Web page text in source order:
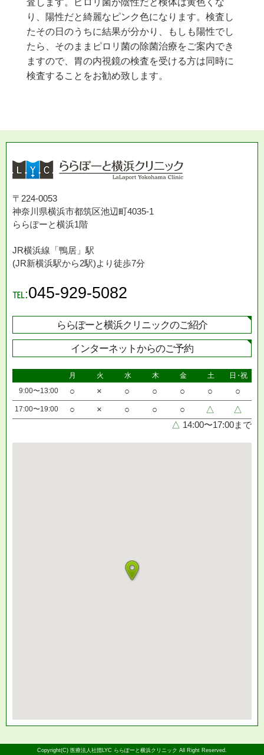
査します。ピロリ菌が陰性だと検体は黄色くな
り、陽性だと綺麗なピンク色になります。検査し
たその日のうちに結果が分かり、もしも陽性でし
たら、そのままピロリ菌の除菌治療をご案内でき
ますので、胃の内視鏡の検査を受ける方は同時に
検査することをお勧め致します。
〒224-0053
神奈川県横浜市都筑区池辺町4035-1
ららぽーと横浜1階
JR横浜線「鴨居」駅
(JR新横浜駅から2駅)より徒歩7分
℡:045-929-5082
ららぽーと横浜クリニックのご紹介
インターネットからのご予約
月 火 水 木 金 土 日・祝
△ 14:00〜17:00まで
9:00〜13:00 ○ × ○ ○ ○ ○ ○
17:00〜19:00 ○ × ○ ○ ○ △ △
Copyright(C) 医療法人社団LYC ららぽーと横浜クリニック All Right Reserved.